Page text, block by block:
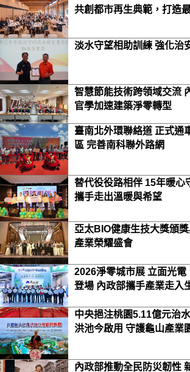
共創都市再生典範，打造
淡水守望相助訓練 強化治
智慧節能技術跨領域交流
官學加速建築淨零轉型
臺南北外環聯絡道 正式通
區 完善南科聯外路網
替代役役路相伴 15年暖心
攜手走出溫暖與希望
亞太BIO健康生技大獎頒
產業榮耀盛會
2026淨零城市展 立面光電
登場 內政部攜手產業走入
中央挹注桃園5.11億元治
洪池今啟用 守護龜山產業
內政部推動全民防災韌性